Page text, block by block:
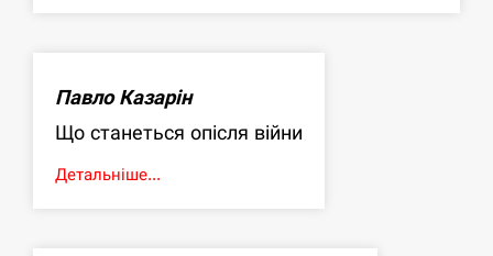
Павло Казарін
Що станеться опісля війни
Детальніше...